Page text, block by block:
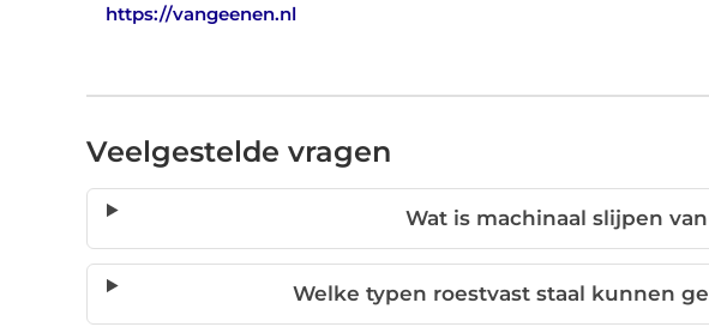
https://vangeenen.nl
Veelgestelde vragen
Wat is machinaal slijpen van
Welke typen roestvast staal kunnen